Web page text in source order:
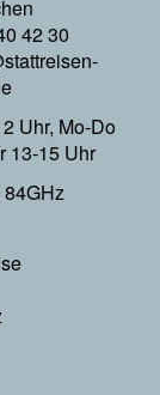
42 30
Uhr, Mo-Do
13-15 Uhr